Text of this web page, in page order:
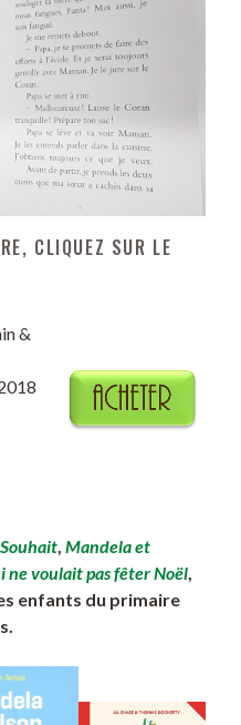
CLIQUEZ SUR LE
&
, Mandela et
ne voulait pas fêter Noël,
enfants du primaire